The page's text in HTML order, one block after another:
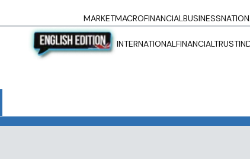
MARKETMACROFINANCIALBUSINESS
INTERNATIONALFINANCIALTRUST